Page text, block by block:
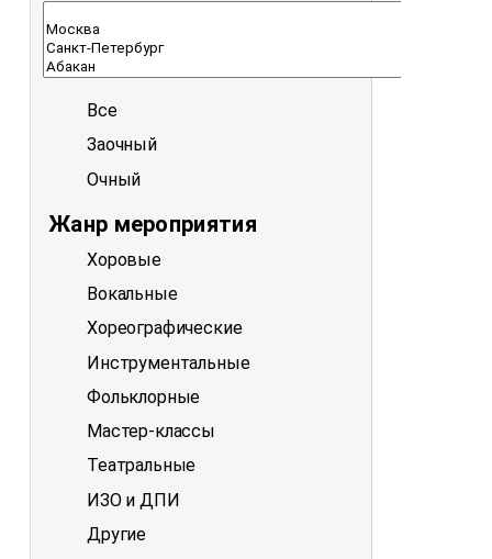
Все
Заочный
Очный
Жанр мероприятия
Хоровые
Вокальные
Хореографические
Инструментальные
Фольклорные
Мастер-классы
Театральные
ИЗО и ДПИ
Другие